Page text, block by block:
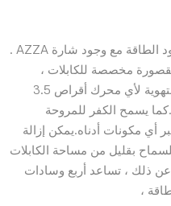
الجزء السفلي من العلبة هو مكان مزود الطاقة مع وجود شارة AZZA .
مخصصة للكابلات ،
بالإضافة إلى لفتحة صغيرة مخصصة لتهوية لأي محرك أقراص 3.5
يسمح الكفر للمروحة
أي مكونات أدناه.يمكن إزالة
بقليل من مساحة الكابلات
ذلك ، تساعد أربع وسادات
،